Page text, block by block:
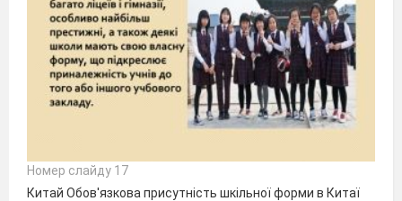
Номер слайду 17
Китай Обов'язкова присутність шкільної форми в Китаї